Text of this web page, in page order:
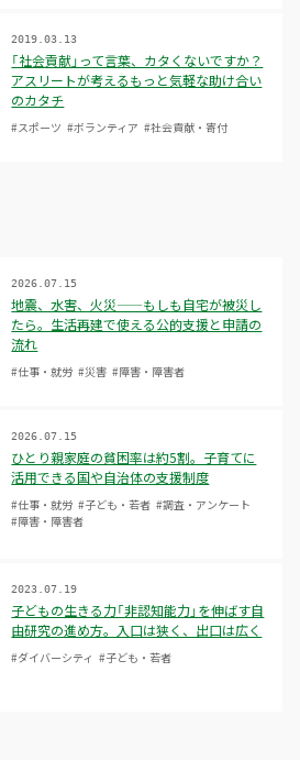
「社会貢献」って言葉、カタくないですか？
アスリートが考えるもっと気軽な助け合い
のカタチ
2019.03.13
#スポーツ #ボランティア #社会貢献・寄付
地震、水害、火災——もしも自宅が被災し
たら。生活再建で使える公的支援と申請の
流れ
2026.07.15
#仕事・就労 #災害 #障害・障害者
ひとり親家庭の貧困率は約5割。子育てに
活用できる国や自治体の支援制度
2026.07.15
#仕事・就労 #子ども・若者 #調査・アンケート
#障害・障害者
子どもの生きる力「非認知能力」を伸ばす自
由研究の進め方。入口は狭く、出口は広く
2023.07.19
#ダイバーシティ #子ども・若者